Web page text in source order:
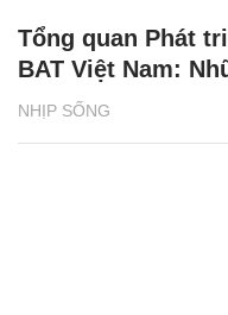
NHỊP SỐNG
Tổng quan Phát
BAT Việt Nam: